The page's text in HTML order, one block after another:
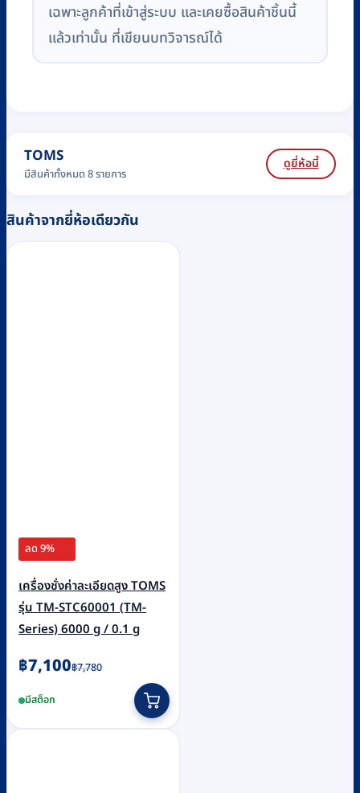
เฉพาะลูกค้าที่เข้าสู่ระบบ และเคยซื้อสินค้าชิ้นนี้
แล้วเท่านั้น ที่เขียนบทวิจารณ์ได้
TOMS
มีสินค้าทั้งหมด 8 รายการ
ดูยี่ห้อนี้
สินค้าจากยี่ห้อเดียวกัน
ลด 9%
เครื่องชั่งค่าละเอียดสูง TOMS
รุ่น TM-STC60001 (TM-
Series) 6000 g / 0.1 g
฿7,780
Original
was:
฿7,780.
฿7,100
Current
is:
฿7,100.
มีสต็อก